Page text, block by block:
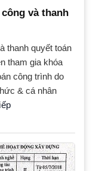
và thanh
thanh quyết toán
tham gia khóa
công trình do
& cá nhân